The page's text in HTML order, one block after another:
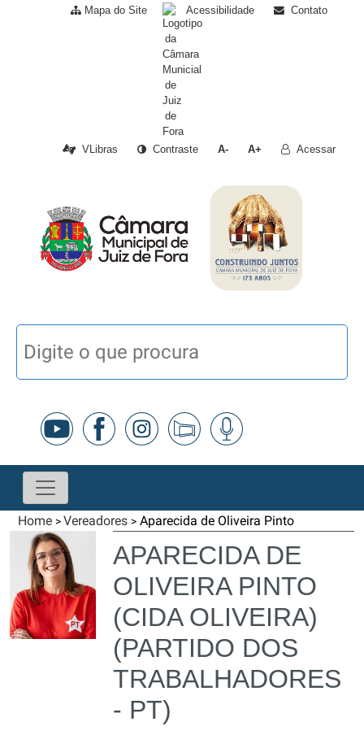
Mapa do Site Acessibilidade Contato
VLibras Contraste A- A+ Acessar
Home >Vereadores > Aparecida de Oliveira Pinto
APARECIDA DE
OLIVEIRA PINTO
(CIDA OLIVEIRA)
(PARTIDO DOS
TRABALHADORES
- PT)